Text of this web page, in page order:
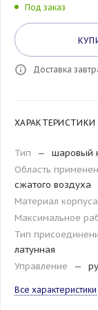
Под заказ
Доставка
ХАРАКТЕРИСТИКИ
Тип —
шаровый
Область
сжатого воздуха
Материал корпуса
Максимальное
Тип
латунная
Управление
—
Все характеристики